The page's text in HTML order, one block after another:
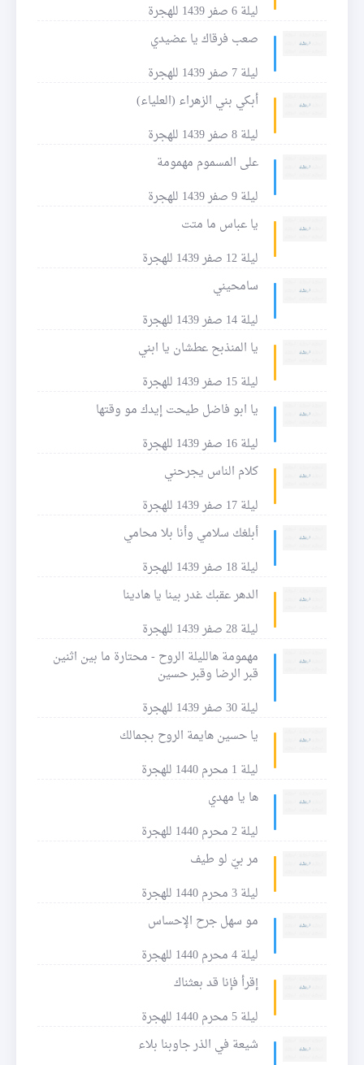
ليلة 6 صفر 1439 للهجرة
صعب فرقاك يا عضيدي
ليلة 7 صفر 1439 للهجرة
أبكي بني الزهراء (العلياء)
ليلة 8 صفر 1439 للهجرة
على المسموم مهمومة
ليلة 9 صفر 1439 للهجرة
يا عباس ما متت
ليلة 12 صفر 1439 للهجرة
سامحيني
ليلة 14 صفر 1439 للهجرة
يا المنذبح عطشان يا ابني
ليلة 15 صفر 1439 للهجرة
يا ابو فاضل طيحت إيدك مو وقتها
ليلة 16 صفر 1439 للهجرة
كلام الناس يجرحني
ليلة 17 صفر 1439 للهجرة
أبلغك سلامي وأنا بلا محامي
ليلة 18 صفر 1439 للهجرة
الدهر عقبك غدر بينا يا هادينا
ليلة 28 صفر 1439 للهجرة
مهمومة هالليلة الروح - محتارة ما بين اثنين
قبر الرضا وقبر حسين
ليلة 30 صفر 1439 للهجرة
يا حسين هايمة الروح بجمالك
ليلة 1 محرم 1440 للهجرة
ها يا مهدي
ليلة 2 محرم 1440 للهجرة
مر بيّ لو طيف
ليلة 3 محرم 1440 للهجرة
مو سهل جرح الإحساس
ليلة 4 محرم 1440 للهجرة
إقرأ فإنا قد بعثناك
ليلة 5 محرم 1440 للهجرة
شيعة في الذر جاوبنا بلاء